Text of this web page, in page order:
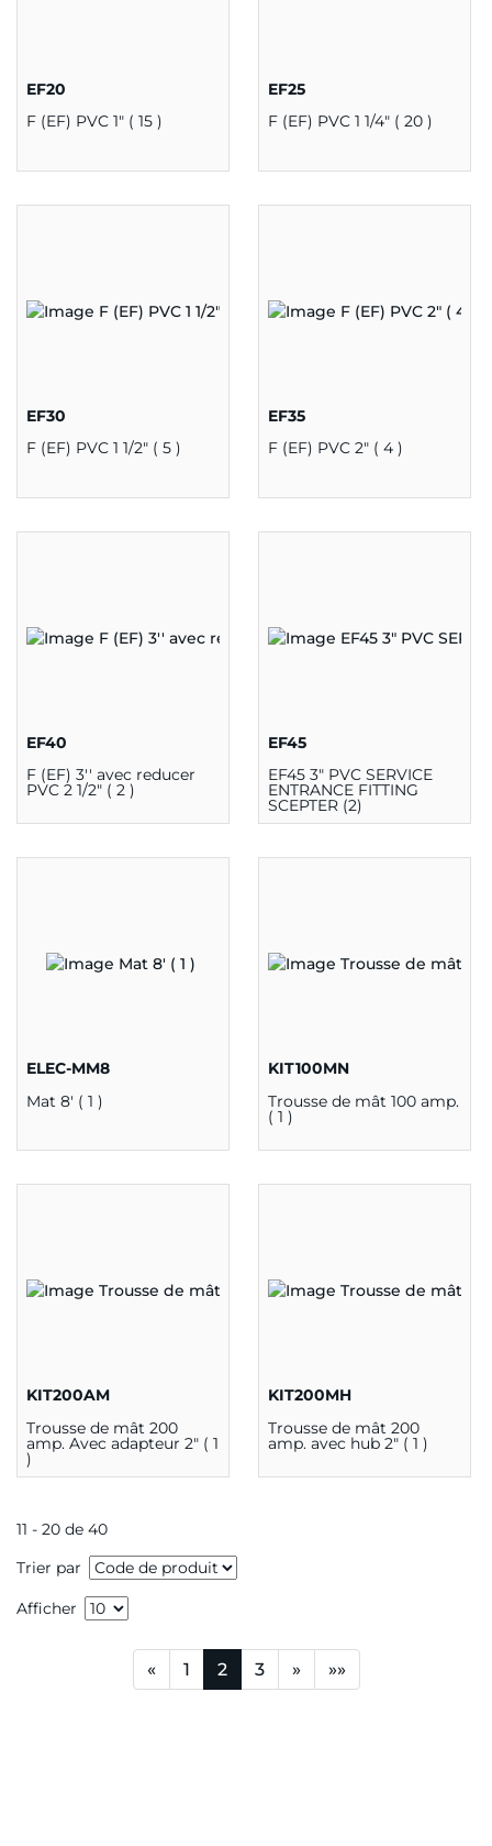
EF20
F (EF) PVC 1" ( 15 )
EF25
F (EF) PVC 1 1/4" ( 20 )
EF30
F (EF) PVC 1 1/2" ( 5 )
EF35
F (EF) PVC 2" ( 4 )
EF40
F (EF) 3'' avec reducer
PVC 2 1/2" ( 2 )
EF45
EF45 3" PVC SERVICE
ENTRANCE FITTING
SCEPTER (2)
ELEC-MM8
Mat 8' ( 1 )
KIT100MN
Trousse de mât 100 amp.
( 1 )
KIT200AM
Trousse de mât 200
amp. Avec adapteur 2" ( 1
)
KIT200MH
Trousse de mât 200
amp. avec hub 2" ( 1 )
11 - 20 de 40
Trier par
Afficher
« 1 2 3 » »»